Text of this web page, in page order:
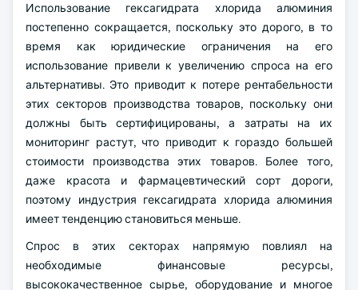
Использование гексагидрата хлорида алюминия
постепенно сокращается, поскольку это дорого, в то
время как юридические ограничения на его
использование привели к увеличению спроса на его
альтернативы. Это приводит к потере рентабельности
этих секторов производства товаров, поскольку они
должны быть сертифицированы, а затраты на их
мониторинг растут, что приводит к гораздо большей
стоимости производства этих товаров. Более того,
даже красота и фармацевтический сорт дороги,
поэтому индустрия гексагидрата хлорида алюминия
имеет тенденцию становиться меньше.
Спрос в этих секторах напрямую повлиял на
необходимые финансовые ресурсы,
высококачественное сырье, оборудование и многое